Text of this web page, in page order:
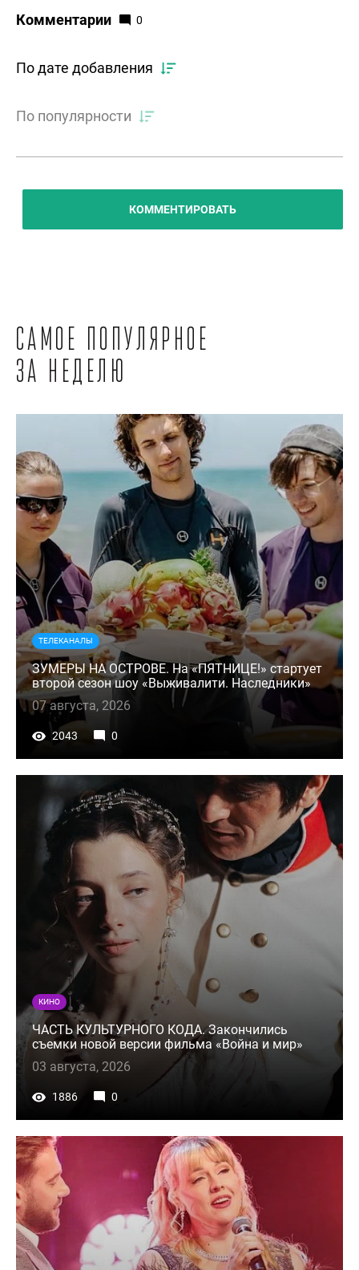
Комментарии 0
По дате добавления
По популярности
КОММЕНТИРОВАТЬ
Самое популярное
за неделю
ТЕЛЕКАНАЛЫ
ЗУМЕРЫ НА ОСТРОВЕ. На «ПЯТНИЦЕ!» стартует
второй сезон шоу «Выживалити. Наследники»
07 августа, 2026
2043 0
КИНО
ЧАСТЬ КУЛЬТУРНОГО КОДА. Закончились
съемки новой версии фильма «Война и мир»
03 августа, 2026
1886 0